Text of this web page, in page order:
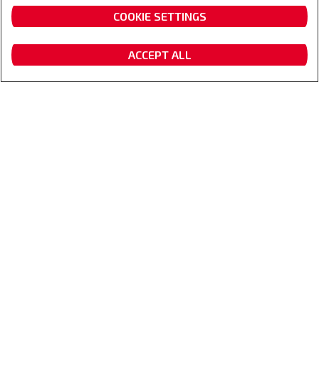
Angebot erhalten Händler finden Kontaktiere uns Fanshop
COOKIE SETTINGS
ACCEPT ALL